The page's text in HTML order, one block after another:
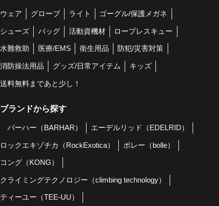
ウェア グローブ ライト ゴーグル/保護メガネ
シューズ バッグ 活動資機材 ロープレスキュー
水難救助 医療/EMS 衛生用品 防犯/災害対策
消防操法用品 グッズ/日常アイテム キッズ
送料無料まであと少し！
ブランドから探す
バーハー（BARHAR） エーデルリッド（EDELRID）
ロックエキゾチカ（RockExotica） ボレー（bolle）
コング（KONG）
クライミングテクノロジー（climbing technology）
ティーユー（TEE-UU）